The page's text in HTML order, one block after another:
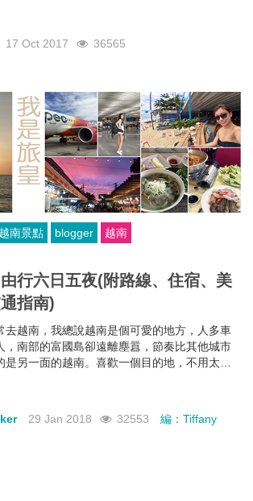
17 Oct 2017 36565
越南景點 blogger 越南
行六日五夜(附路線、住宿、美
指南)
去越南，我總說越南是個可愛的地方，人多車
，南部的富國島卻遠離塵囂，節奏比其他城市
另一面的越南。喜歡一個目的地，不用太多
29 Jan 2018 32553 編：Tiffany